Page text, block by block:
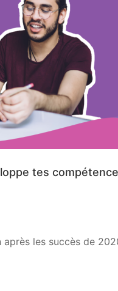
tes
les succès de